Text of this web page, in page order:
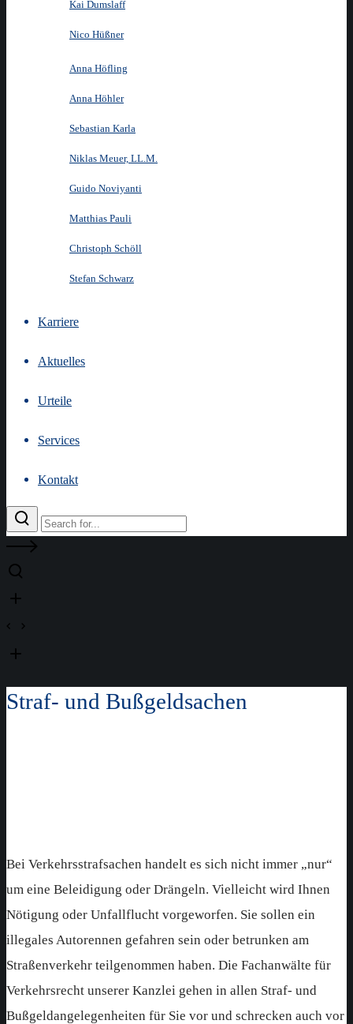
Kai Dumslaff
Nico Hüßner
Anna Höfling
Anna Höhler
Sebastian Karla
Niklas Meuer, LL.M.
Guido Noviyanti
Matthias Pauli
Christoph Schöll
Stefan Schwarz
Karriere
Aktuelles
Urteile
Services
Kontakt
Straf- und Bußgeldsachen
Bei Verkehrsstrafsachen handelt es sich nicht immer „nur“
um eine Beleidigung oder Drängeln. Vielleicht wird Ihnen
Nötigung oder Unfallflucht vorgeworfen. Sie sollen ein
illegales Autorennen gefahren sein oder betrunken am
Straßenverkehr teilgenommen haben. Die Fachanwälte für
Verkehrsrecht unserer Kanzlei gehen in allen Straf- und
Bußgeldangelegenheiten für Sie vor und schrecken auch vor